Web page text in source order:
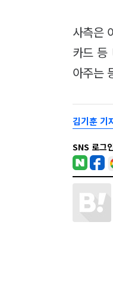
사측은
카드 등
아주는
김기훈 기
SNS 로그